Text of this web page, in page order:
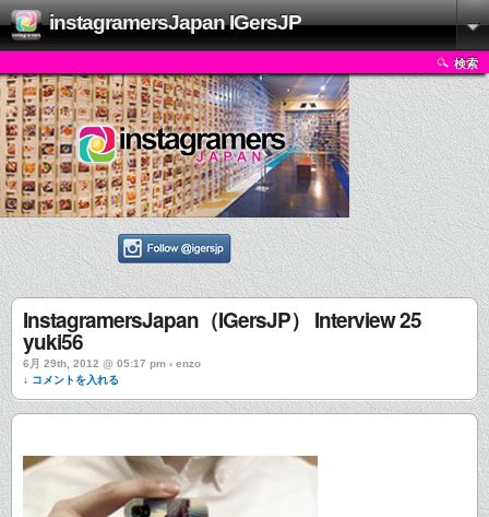
instagramersJapan IGersJP
検索
InstagramersJapan（IGersJP） Interview 25
yuki56
6月 29th, 2012 @ 05:17 pm › enzo
↓ コメントを入れる